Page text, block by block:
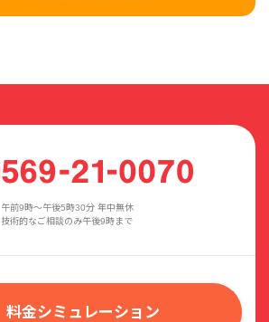
午前9時〜午後5時30分 年中無休
技術的なご相談のみ午後9時まで
料金シミュレーション